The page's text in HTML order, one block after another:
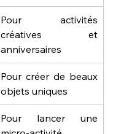
Pour activités
créatives et
anniversaires
Pour créer de beaux
objets uniques
Pour lancer une